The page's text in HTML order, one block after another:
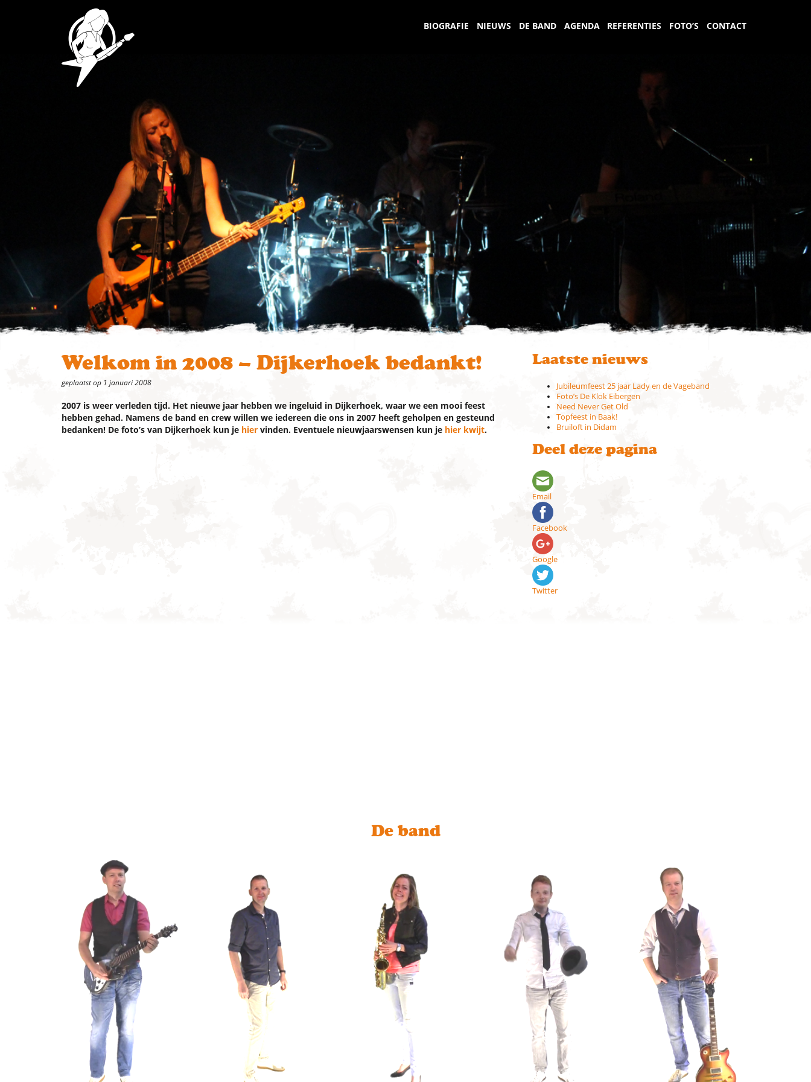
BIOGRAFIE NIEUWS DE BAND AGENDA REFERENTIES FOTO’S CONTACT
Welkom in 2008 – Dijkerhoek bedankt!
geplaatst op 1 januari 2008
2007 is weer verleden tijd. Het nieuwe jaar hebben we ingeluid in Dijkerhoek, waar we een mooi feest
hebben gehad. Namens de band en crew willen we iedereen die ons in 2007 heeft geholpen en gesteund
bedanken! De foto’s van Dijkerhoek kun je hier vinden. Eventuele nieuwjaarswensen kun je hier kwijt.
Laatste nieuws
Jubileumfeest 25 jaar Lady en de Vageband
Foto’s De Klok Eibergen
Need Never Get Old
Topfeest in Baak!
Bruiloft in Didam
Deel deze pagina
Email
Facebook
Google
Twitter
De band